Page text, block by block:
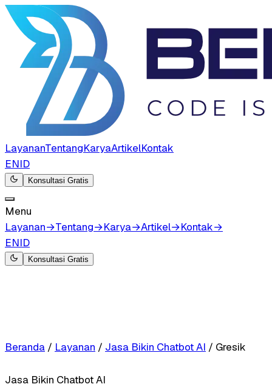
LayananTentangKaryaArtikelKontak
ENID
Konsultasi Gratis
Menu
Layanan→Tentang→Karya→Artikel→Kontak→
ENID
Konsultasi Gratis
Beranda / Layanan / Jasa Bikin Chatbot AI / Gresik
Jasa Bikin Chatbot AI